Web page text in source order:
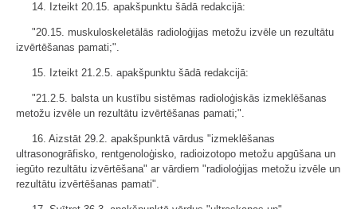
14. Izteikt 20.15. apakšpunktu šādā redakcijā:
"20.15. muskuloskeletālās radioloģijas metožu izvēle un rezultātu
izvērtēšanas pamati;".
15. Izteikt 21.2.5. apakšpunktu šādā redakcijā:
"21.2.5. balsta un kustību sistēmas radioloģiskās izmeklēšanas
metožu izvēle un rezultātu izvērtēšanas pamati;".
16. Aizstāt 29.2. apakšpunktā vārdus "izmeklēšanas
ultrasonogrāfisko, rentgenoloģisko, radioizotopo metožu apgūšana un
iegūto rezultātu izvērtēšana" ar vārdiem "radioloģijas metožu izvēle un
rezultātu izvērtēšanas pamati".